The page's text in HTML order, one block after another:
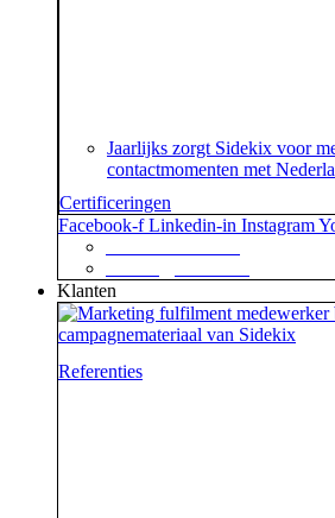
Jaarlijks zorgt Sidekix voor
contactmomenten met
Certificeringen
Facebook-f Linkedin-in Instagram
Klanten
Referenties